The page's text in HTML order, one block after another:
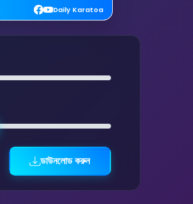
Daily Karatoa
ডাউনলোড করুন